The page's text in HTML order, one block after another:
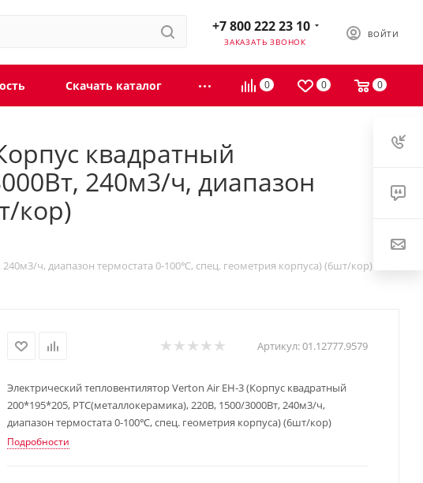
+7 800 222 23 10
ЗАКАЗАТЬ ЗВОНОК
ВОЙТИ
0 0 0
Скачать каталог
квадратный
240м3/ч, диапазон
кор)
ч, диапазон термостата 0-100℃, спец. геометрия корпуса) (6шт/кор)
Артикул:01.12777.9579
Электрический тепловентилятор Verton Air EH-3 (Корпус квадратный
200*195*205, РТС(металлокерамика), 220В, 1500/3000Вт, 240м3/ч,
диапазон термостата 0-100℃, спец. геометрия корпуса) (6шт/кор)
Подробности